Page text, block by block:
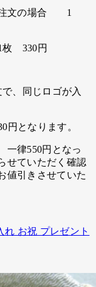
注文の場合 1
330円
、同じロゴが入
となります。
律550円となっ
せていただく確認
値引きさせていた